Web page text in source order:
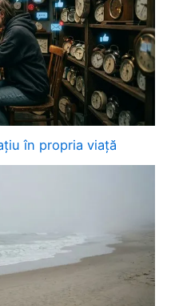
în propria viață